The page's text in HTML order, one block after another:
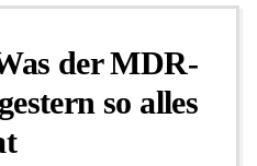
der MDR-
so alles